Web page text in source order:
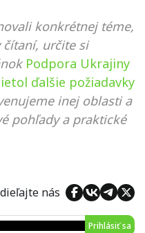
konkrétnej téme,
určite si
Podpora Ukrajiny
ďalšie požiadavky
inej oblasti a
pohľady a praktické
nás
Prihlásiť sa